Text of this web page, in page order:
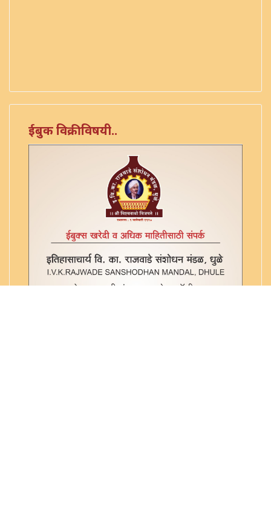
ईबुक विक्रीविषयी..